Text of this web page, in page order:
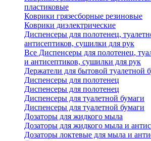
пластиковые
Коврики грязесборные резиновые
Коврики диэлектрические
Диспенсеры для полотенец,
антисептиков, сушилки для рук
Все Диспенсеры для полотенец,
и антисептиков, сушилки для рук
Держатели для бытовой туалетной
Диспенсеры для полотенец
Диспенсеры для полотенец
Диспенсеры для туалетной бумаги
Диспенсеры для туалетной бумаги
Дозаторы для жидкого мыла
Дозаторы для жидкого мыла и
Дозаторы локтевые для мыла и